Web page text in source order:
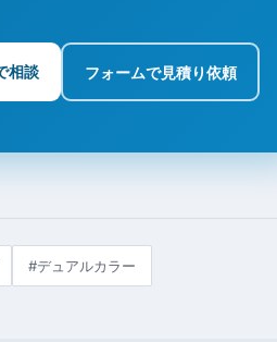
相談 フォームで見積り依頼
#デュアルカラー